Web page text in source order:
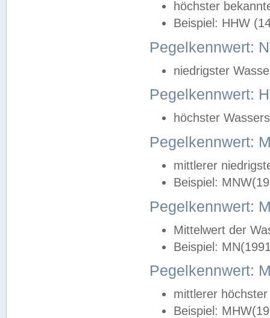
höchster
Beispiel: HHW
Pegelkennwert:
niedrigster
Pegelkennwert:
höchster
Pegelkennwert:
mittlerer
Beispiel:
Pegelkennwert:
Mittelwert der
Beispiel:
Pegelkennwert:
mittlerer
Beispiel: